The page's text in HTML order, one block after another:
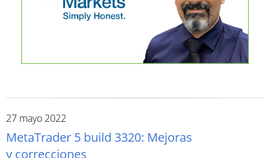
27 mayo 2022
MetaTrader 5 build 3320: Mejoras
y correcciones